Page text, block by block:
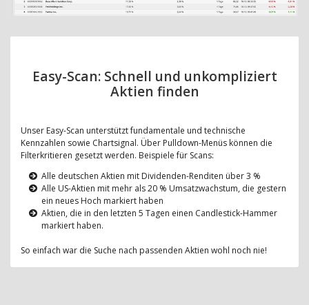
Easy-Scan: Schnell und unkompliziert
Aktien finden
Unser Easy-Scan unterstützt fundamentale und technische
Kennzahlen sowie Chartsignal. Über Pulldown-Menüs können die
Filterkritieren gesetzt werden. Beispiele für Scans:
Alle deutschen Aktien mit Dividenden-Renditen über 3 %
Alle US-Aktien mit mehr als 20 % Umsatzwachstum, die gestern
ein neues Hoch markiert haben
Aktien, die in den letzten 5 Tagen einen Candlestick-Hammer
markiert haben.
So einfach war die Suche nach passenden Aktien wohl noch nie!